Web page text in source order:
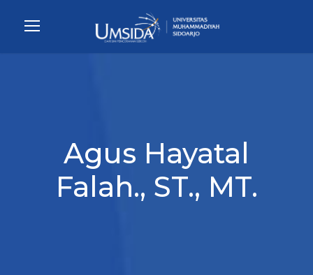
Agus Hayatal
Falah., ST., MT.